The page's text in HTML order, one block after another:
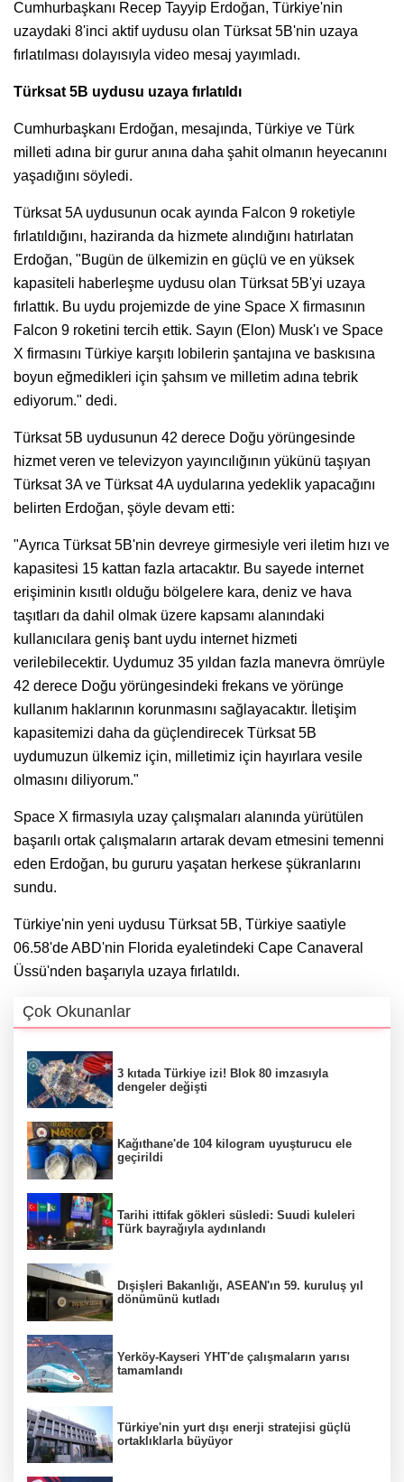
Cumhurbaşkanı Recep Tayyip Erdoğan, Türkiye'nin
uzaydaki 8'inci aktif uydusu olan Türksat 5B'nin uzaya
fırlatılması dolayısıyla video mesaj yayımladı.
Türksat 5B uydusu uzaya fırlatıldı
Cumhurbaşkanı Erdoğan, mesajında, Türkiye ve Türk
milleti adına bir gurur anına daha şahit olmanın heyecanını
yaşadığını söyledi.
Türksat 5A uydusunun ocak ayında Falcon 9 roketiyle
fırlatıldığını, haziranda da hizmete alındığını hatırlatan
Erdoğan, "Bugün de ülkemizin en güçlü ve en yüksek
kapasiteli haberleşme uydusu olan Türksat 5B'yi uzaya
fırlattık. Bu uydu projemizde de yine Space X firmasının
Falcon 9 roketini tercih ettik. Sayın (Elon) Musk'ı ve Space
X firmasını Türkiye karşıtı lobilerin şantajına ve baskısına
boyun eğmedikleri için şahsım ve milletim adına tebrik
ediyorum." dedi.
Türksat 5B uydusunun 42 derece Doğu yörüngesinde
hizmet veren ve televizyon yayıncılığının yükünü taşıyan
Türksat 3A ve Türksat 4A uydularına yedeklik yapacağını
belirten Erdoğan, şöyle devam etti:
"Ayrıca Türksat 5B'nin devreye girmesiyle veri iletim hızı ve
kapasitesi 15 kattan fazla artacaktır. Bu sayede internet
erişiminin kısıtlı olduğu bölgelere kara, deniz ve hava
taşıtları da dahil olmak üzere kapsamı alanındaki
kullanıcılara geniş bant uydu internet hizmeti
verilebilecektir. Uydumuz 35 yıldan fazla manevra ömrüyle
42 derece Doğu yörüngesindeki frekans ve yörünge
kullanım haklarının korunmasını sağlayacaktır. İletişim
kapasitemizi daha da güçlendirecek Türksat 5B
uydumuzun ülkemiz için, milletimiz için hayırlara vesile
olmasını diliyorum."
Space X firmasıyla uzay çalışmaları alanında yürütülen
başarılı ortak çalışmaların artarak devam etmesini temenni
eden Erdoğan, bu gururu yaşatan herkese şükranlarını
sundu.
Türkiye'nin yeni uydusu Türksat 5B, Türkiye saatiyle
06.58'de ABD'nin Florida eyaletindeki Cape Canaveral
Üssü'nden başarıyla uzaya fırlatıldı.
Çok Okunanlar
3 kıtada Türkiye izi! Blok 80 imzasıyla
dengeler değişti
Kağıthane'de 104 kilogram uyuşturucu ele
geçirildi
Tarihi ittifak gökleri süsledi: Suudi kuleleri
Türk bayrağıyla aydınlandı
Dışişleri Bakanlığı, ASEAN'ın 59. kuruluş yıl
dönümünü kutladı
Yerköy-Kayseri YHT'de çalışmaların yarısı
tamamlandı
Türkiye'nin yurt dışı enerji stratejisi güçlü
ortaklıklarla büyüyor